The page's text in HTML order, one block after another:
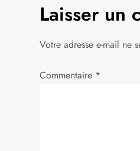
i
g
a
Laisser un
Votre adresse e-mail ne
Commentaire *